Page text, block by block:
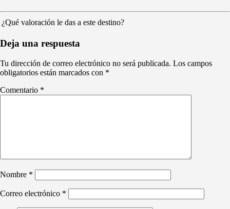
¿Qué valoración le das a este destino?
Deja una respuesta
Tu dirección de correo electrónico no será publicada. Los campos
obligatorios están marcados con *
Comentario *
Nombre *
Correo electrónico *